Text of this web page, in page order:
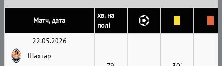
Матч, дата
хв. на
полі
22.05.2026
Шахтар